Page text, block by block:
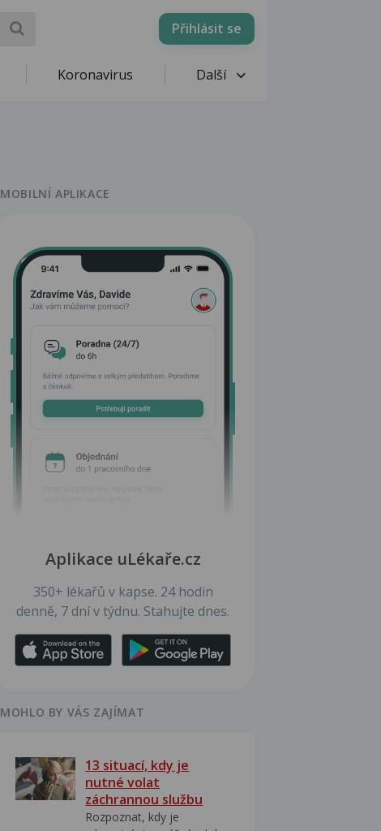
Přihlásit se
Koronavirus Další
MOBILNÍ APLIKACE
Aplikace uLékaře.cz
350+ lékařů v kapse. 24 hodin
denně, 7 dní v týdnu. Stahujte dnes.
MOHLO BY VÁS ZAJÍMAT
13 situací, kdy je
nutné volat
záchrannou službu
Rozpoznat, kdy je